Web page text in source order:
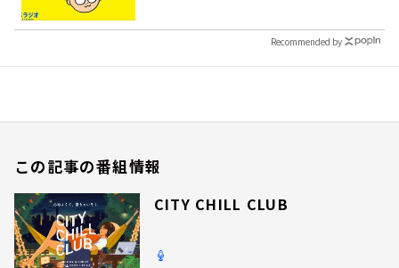
Recommended by
この記事の番組情報
CITY CHILL CLUB